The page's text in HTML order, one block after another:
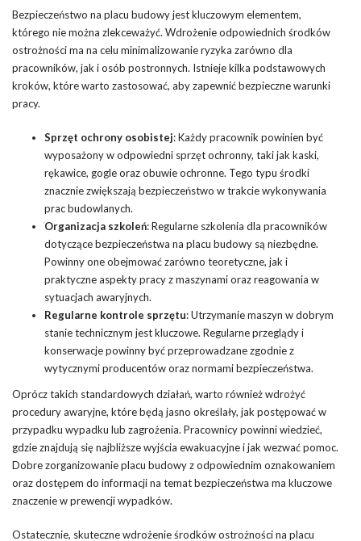
Bezpieczeństwo na placu budowy jest kluczowym elementem,
którego nie można zlekceważyć. Wdrożenie odpowiednich środków
ostrożności ma na celu minimalizowanie ryzyka zarówno dla
pracowników, jak i osób postronnych. Istnieje kilka podstawowych
kroków, które warto zastosować, aby zapewnić bezpieczne warunki
pracy.
Sprzęt ochrony osobistej: Każdy pracownik powinien być
wyposażony w odpowiedni sprzęt ochronny, taki jak kaski,
rękawice, gogle oraz obuwie ochronne. Tego typu środki
znacznie zwiększają bezpieczeństwo w trakcie wykonywania
prac budowlanych.
Organizacja szkoleń: Regularne szkolenia dla pracowników
dotyczące bezpieczeństwa na placu budowy są niezbędne.
Powinny one obejmować zarówno teoretyczne, jak i
praktyczne aspekty pracy z maszynami oraz reagowania w
sytuacjach awaryjnych.
Regularne kontrole sprzętu: Utrzymanie maszyn w dobrym
stanie technicznym jest kluczowe. Regularne przeglądy i
konserwacje powinny być przeprowadzane zgodnie z
wytycznymi producentów oraz normami bezpieczeństwa.
Oprócz takich standardowych działań, warto również wdrożyć
procedury awaryjne, które będą jasno określały, jak postępować w
przypadku wypadku lub zagrożenia. Pracownicy powinni wiedzieć,
gdzie znajdują się najbliższe wyjścia ewakuacyjne i jak wezwać pomoc.
Dobre zorganizowanie placu budowy z odpowiednim oznakowaniem
oraz dostępem do informacji na temat bezpieczeństwa ma kluczowe
znaczenie w prewencji wypadków.
Ostatecznie, skuteczne wdrożenie środków ostrożności na placu